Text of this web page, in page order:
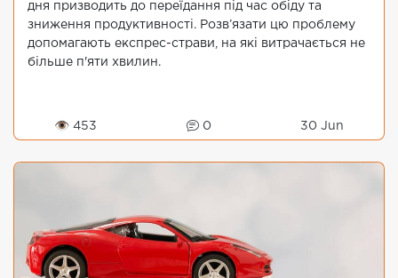
дня призводить до переїдання під час обіду та
зниження продуктивності. Розв’язати цю проблему
допомагають експрес-страви, на які витрачається не
більше п'яти хвилин.
👁 453 0 30 Jun